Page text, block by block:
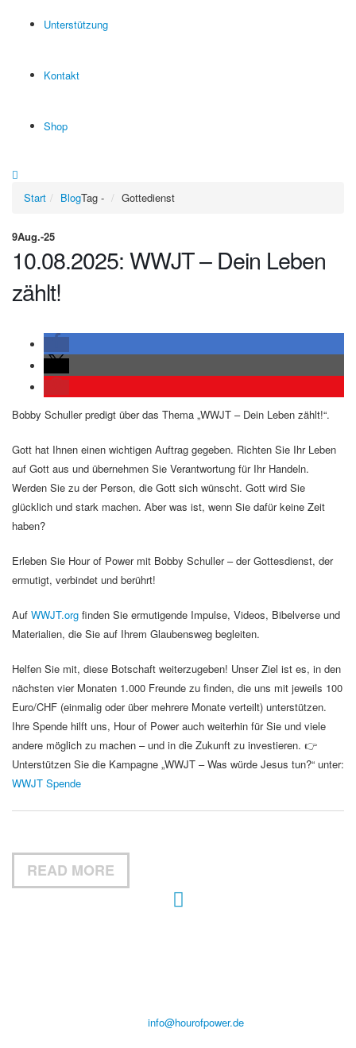
Unterstützung
Kontakt
Shop
Start BlogTag - Gottedienst
9Aug.-25
10.08.2025: WWJT – Dein Leben
zählt!
Bobby Schuller predigt über das Thema „WWJT – Dein Leben zählt!“.
Gott hat Ihnen einen wichtigen Auftrag gegeben. Richten Sie Ihr Leben
auf Gott aus und übernehmen Sie Verantwortung für Ihr Handeln.
Werden Sie zu der Person, die Gott sich wünscht. Gott wird Sie
glücklich und stark machen. Aber was ist, wenn Sie dafür keine Zeit
haben?
Erleben Sie Hour of Power mit Bobby Schuller – der Gottesdienst, der
ermutigt, verbindet und berührt!
Auf WWJT.org finden Sie ermutigende Impulse, Videos, Bibelverse und
Materialien, die Sie auf Ihrem Glaubensweg begleiten.
Helfen Sie mit, diese Botschaft weiterzugeben! Unser Ziel ist es, in den
nächsten vier Monaten 1.000 Freunde zu finden, die uns mit jeweils 100
Euro/CHF (einmalig oder über mehrere Monate verteilt) unterstützen.
Ihre Spende hilft uns, Hour of Power auch weiterhin für Sie und viele
andere möglich zu machen – und in die Zukunft zu investieren. 👉
Unterstützen Sie die Kampagne „WWJT – Was würde Jesus tun?“ unter:
WWJT Spende
READ MORE
info@hourofpower.de